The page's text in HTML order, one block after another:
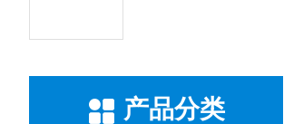
产品分类